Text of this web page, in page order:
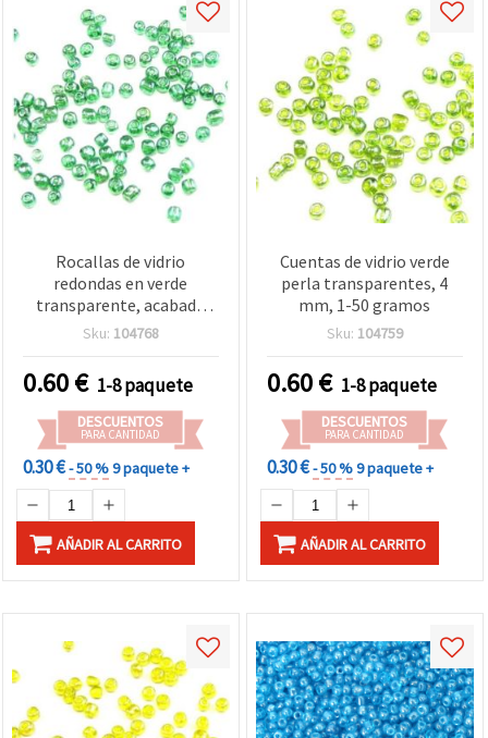
Rocallas de vidrio
redondas en verde
transparente, acabado
brillante, 4 mm, 50 g —
manualidades
Sku: 104768
0.60€ 1-8 paquete
DESCUENTOS
PARA CANTIDAD
0.30 €- 50 %9 paquete +
AÑADIR AL CARRITO
Cuentas de vidrio verde
perla transparentes, 4
mm, 1-50 gramos
Sku: 104759
0.60€ 1-8 paquete
DESCUENTOS
PARA CANTIDAD
0.30 €- 50 %9 paquete +
AÑADIR AL CARRITO